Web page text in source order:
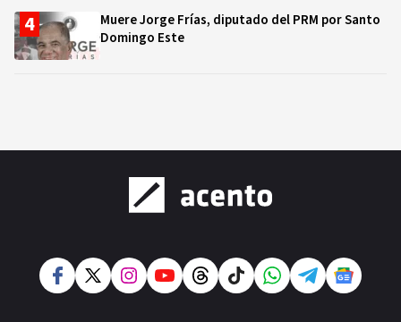
Muere Jorge Frías, diputado del PRM por Santo
Domingo Este